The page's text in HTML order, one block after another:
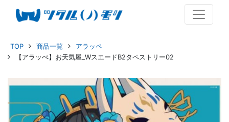
TOP 商品一覧
アラッペ
【アラッぺ】お天気屋_WスエードB2タペストリー02